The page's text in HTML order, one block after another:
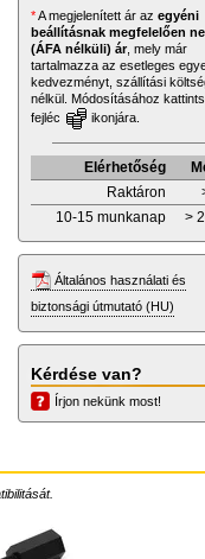
*A megjelenített ár az egyéni
beállításnak megfelelően
(ÁFA nélküli) ár, mely már
tartalmazza az esetleges
kedvezményt, szállítási
nélkül. Módosításához
fejléc
ikonjára.
Elérhetőség
Raktáron
10-15 munkanap
>
Általános használati és
biztonsági útmutató (HU)
Kérdése van?
Írjon nekünk most!